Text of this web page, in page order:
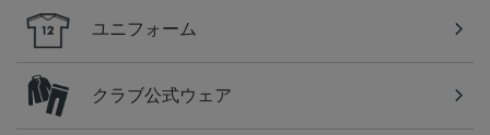
ユニフォーム
クラブ公式ウェア